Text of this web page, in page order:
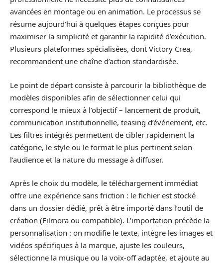
avancées en montage ou en animation. Le processus se
résume aujourd’hui à quelques étapes conçues pour
maximiser la simplicité et garantir la rapidité d’exécution.
Plusieurs plateformes spécialisées, dont Victory Crea,
recommandent une chaîne d’action standardisée.
Le point de départ consiste à parcourir la bibliothèque de
modèles disponibles afin de sélectionner celui qui
correspond le mieux à l’objectif – lancement de produit,
communication institutionnelle, teasing d’événement, etc.
Les filtres intégrés permettent de cibler rapidement la
catégorie, le style ou le format le plus pertinent selon
l’audience et la nature du message à diffuser.
Après le choix du modèle, le téléchargement immédiat
offre une expérience sans friction : le fichier est stocké
dans un dossier dédié, prêt à être importé dans l’outil de
création (Filmora ou compatible). L’importation précède la
personnalisation : on modifie le texte, intègre les images et
vidéos spécifiques à la marque, ajuste les couleurs,
sélectionne la musique ou la voix-off adaptée, et ajoute au